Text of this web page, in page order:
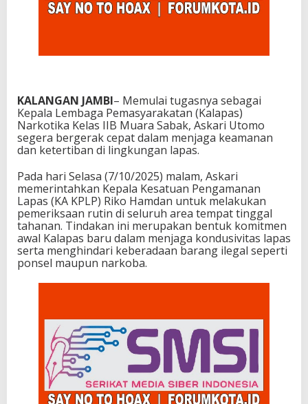
KALANGAN JAMBI– Memulai tugasnya sebagai
Kepala Lembaga Pemasyarakatan (Kalapas)
Narkotika Kelas IIB Muara Sabak, Askari Utomo
segera bergerak cepat dalam menjaga keamanan
dan ketertiban di lingkungan lapas.
Pada hari Selasa (7/10/2025) malam, Askari
memerintahkan Kepala Kesatuan Pengamanan
Lapas (KA KPLP) Riko Hamdan untuk melakukan
pemeriksaan rutin di seluruh area tempat tinggal
tahanan. Tindakan ini merupakan bentuk komitmen
awal Kalapas baru dalam menjaga kondusivitas lapas
serta menghindari keberadaan barang ilegal seperti
ponsel maupun narkoba.